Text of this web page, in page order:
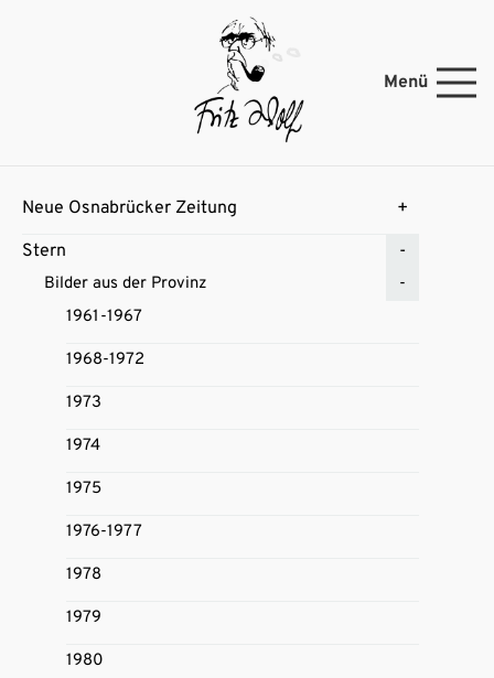
Menü
Neue Osnabrücker Zeitung
Stern
Bilder aus der Provinz
1961-1967
1968-1972
1973
1974
1975
1976-1977
1978
1979
1980